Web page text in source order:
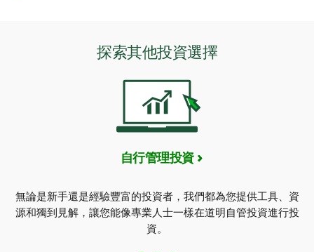
擔保投資證是一種安全的資金成長方式，因為它提供
互惠基金將許多投資者的資金集中投資於股票和債券，
提供專業管理和多樣化配置。
探索其他投資選擇
自行管理投資
無論是新手還是經驗豐富的投資者，我們都為您提供工具、資
源和獨到見解，讓您能像專業人士一樣在道明自管投資進行投
資。